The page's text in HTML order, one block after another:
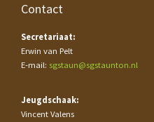
Contact
Secretariaat:
Erwin van Pelt
E-mail: sgstaun@sgstaunton.nl
Jeugdschaak:
Vincent Valens